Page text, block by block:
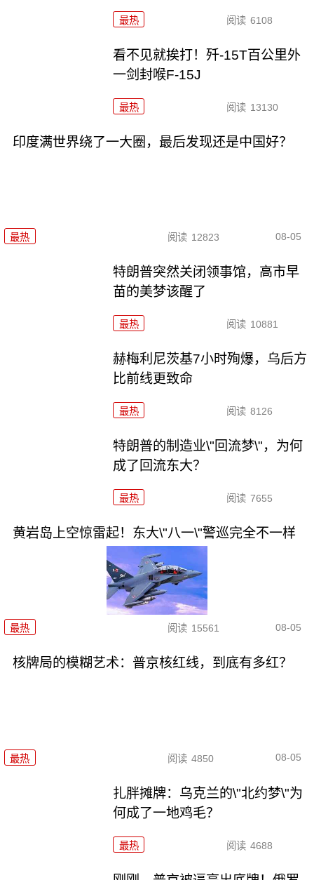
最热 阅读 6108
看不见就挨打！歼-15T百公里外
一剑封喉F-15J
最热 阅读 13130
印度满世界绕了一大圈，最后发现还是中国好？
最热 阅读 12823 08-05
特朗普突然关闭领事馆，高市早
苗的美梦该醒了
最热 阅读 10881
赫梅利尼茨基7小时殉爆，乌后方
比前线更致命
最热 阅读 8126
特朗普的制造业\"回流梦\"，为何
成了回流东大？
最热 阅读 7655
黄岩岛上空惊雷起！东大\"八一\"警巡完全不一样
最热 阅读 15561 08-05
核牌局的模糊艺术：普京核红线，到底有多红？
最热 阅读 4850 08-05
扎胖摊牌：乌克兰的\"北约梦\"为
何成了一地鸡毛？
最热 阅读 4688